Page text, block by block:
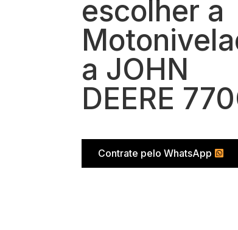
escolher a
a JOHN
DEERE
Contrate pelo WhatsApp